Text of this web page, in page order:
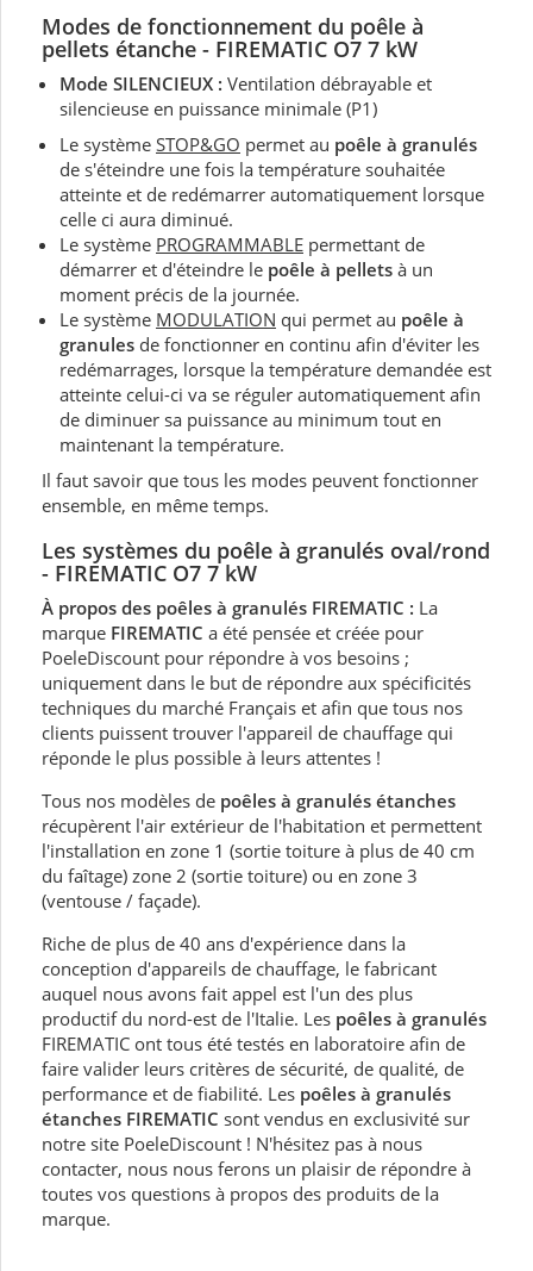
Modes de fonctionnement du poêle à
pellets étanche - FIREMATIC O7 7 kW
Mode SILENCIEUX : Ventilation débrayable et
silencieuse en puissance minimale (P1)
Le système STOP&GO permet au poêle à granulés
de s'éteindre une fois la température souhaitée
atteinte et de redémarrer automatiquement lorsque
celle ci aura diminué.
Le système PROGRAMMABLE permettant de
démarrer et d'éteindre le poêle à pellets à un
moment précis de la journée.
Le système MODULATION qui permet au poêle à
granules de fonctionner en continu afin d'éviter les
redémarrages, lorsque la température demandée est
atteinte celui-ci va se réguler automatiquement afin
de diminuer sa puissance au minimum tout en
maintenant la température.
Il faut savoir que tous les modes peuvent fonctionner
ensemble, en même temps.
Les systèmes du poêle à granulés oval/rond
- FIREMATIC O7 7 kW
À propos des poêles à granulés FIREMATIC : La
marque FIREMATIC a été pensée et créée pour
PoeleDiscount pour répondre à vos besoins ;
uniquement dans le but de répondre aux spécificités
techniques du marché Français et afin que tous nos
clients puissent trouver l'appareil de chauffage qui
réponde le plus possible à leurs attentes !
Tous nos modèles de poêles à granulés étanches
récupèrent l'air extérieur de l'habitation et permettent
l'installation en zone 1 (sortie toiture à plus de 40 cm
du faîtage) zone 2 (sortie toiture) ou en zone 3
(ventouse / façade).
Riche de plus de 40 ans d'expérience dans la
conception d'appareils de chauffage, le fabricant
auquel nous avons fait appel est l'un des plus
productif du nord-est de l'Italie. Les poêles à granulés
FIREMATIC ont tous été testés en laboratoire afin de
faire valider leurs critères de sécurité, de qualité, de
performance et de fiabilité. Les poêles à granulés
étanches FIREMATIC sont vendus en exclusivité sur
notre site PoeleDiscount ! N'hésitez pas à nous
contacter, nous nous ferons un plaisir de répondre à
toutes vos questions à propos des produits de la
marque.